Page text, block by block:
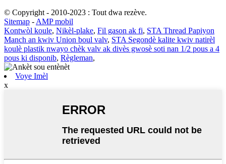
© Copyright - 2010-2023 : Tout dwa rezève.
Sitemap - AMP mobil
Kontwòl koule, Nikèl-plake, Fil gason ak fi, STA Thread Papiyon
Manch an kwiv Union boul valv, STA Segondè kalite kwiv natirèl
koulè plastik nwayo chèk valv ak divès gwosè soti nan 1/2 pous a 4
pous ki disponib, Règleman,
Voye Imèl
x